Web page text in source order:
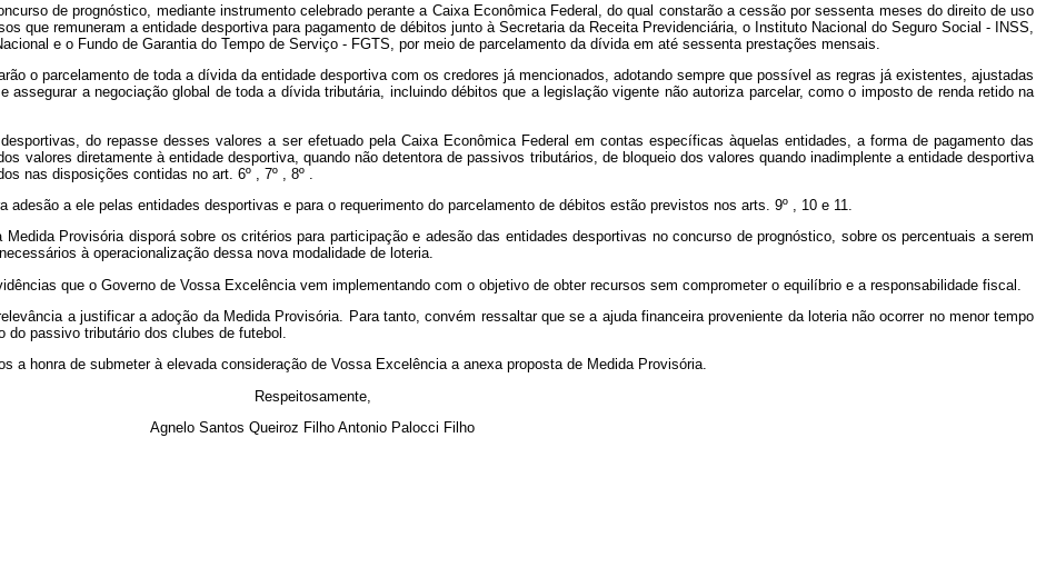
de prognóstico, mediante instrumento celebrado perante a Caixa Econômica Federal, do qual constarão a cessão por sessenta meses do direito de uso
que remuneram a entidade desportiva para pagamento de débitos junto à Secretaria da Receita Previdenciária, o Instituto Nacional do Seguro Social - INSS,
e o Fundo de Garantia do Tempo de Serviço - FGTS, por meio de parcelamento da dívida em até sessenta prestações mensais.
o parcelamento de toda a dívida da entidade desportiva com os credores já mencionados, adotando sempre que possível as regras já existentes, ajustadas
a negociação global de toda a dívida tributária, incluindo débitos que a legislação vigente não autoriza parcelar, como o imposto de renda retido na
do repasse desses valores a ser efetuado pela Caixa Econômica Federal em contas específicas àquelas entidades, a forma de pagamento das
valores diretamente à entidade desportiva, quando não detentora de passivos tributários, de bloqueio dos valores quando inadimplente a entidade desportiva
nas disposições contidas no art. 6º , 7º , 8º .
a ele pelas entidades desportivas e para o requerimento do parcelamento de débitos estão previstos nos arts. 9º , 10 e 11.
Provisória disporá sobre os critérios para participação e adesão das entidades desportivas no concurso de prognóstico, sobre os percentuais a serem
à operacionalização dessa nova modalidade de loteria.
que o Governo de Vossa Excelência vem implementando com o objetivo de obter recursos sem comprometer o equilíbrio e a responsabilidade fiscal.
a justificar a adoção da Medida Provisória. Para tanto, convém ressaltar que se a ajuda financeira proveniente da loteria não ocorrer no menor tempo
passivo tributário dos clubes de futebol.
a honra de submeter à elevada consideração de Vossa Excelência a anexa proposta de Medida Provisória.
Respeitosamente,
Agnelo Santos Queiroz Filho Antonio Palocci Filho